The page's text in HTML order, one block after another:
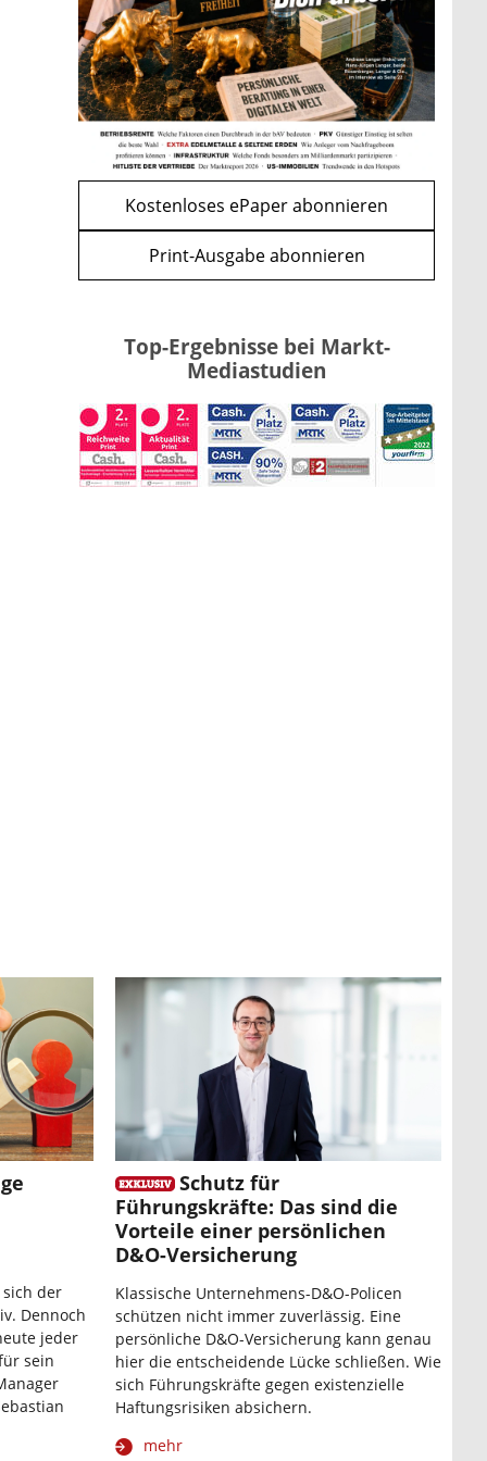
WEITERE ARTIKEL
zurückweiter
Renten-Nachzahlung ist pro
Kind möglich
mehr
Kostenloses ePaper abonnieren
Print-Ausgabe abonnieren
Top-Ergebnisse bei Markt-
Mediastudien
sich der
Dennoch
jeder
sein
Schutz für
Führungskräfte: Das sind die
Vorteile einer persönlichen
D&O-Versicherung
Klassische Unternehmens-D&O-Policen
schützen nicht immer zuverlässig. Eine
persönliche D&O-Versicherung kann genau
hier die entscheidende Lücke schließen. Wie
sich Führungskräfte gegen existenzielle
Haftungsrisiken absichern.
mehr